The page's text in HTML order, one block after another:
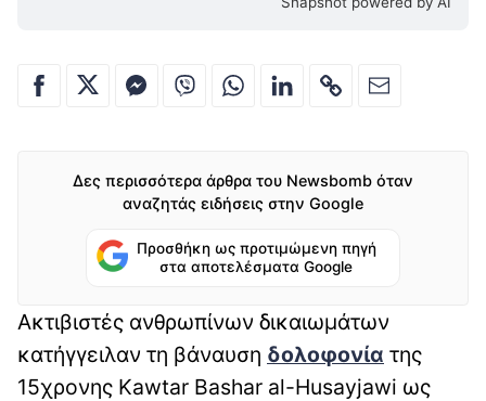
Δες περισσότερα άρθρα του Newsbomb όταν
αναζητάς ειδήσεις στην Google
Προσθήκη ως προτιμώμενη πηγή
στα αποτελέσματα Google
Ακτιβιστές ανθρωπίνων δικαιωμάτων
κατήγγειλαν τη βάναυση δολοφονία της
15χρονης Kawtar Bashar al-Husayjawi ως